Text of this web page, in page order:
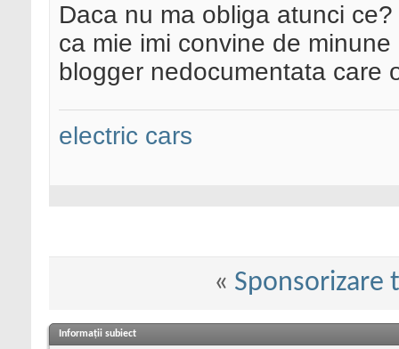
Daca nu ma obliga atunci ce?
ca mie imi convine de
blogger nedocumentata care
electric cars
« Sponsorizare
Informații subiect